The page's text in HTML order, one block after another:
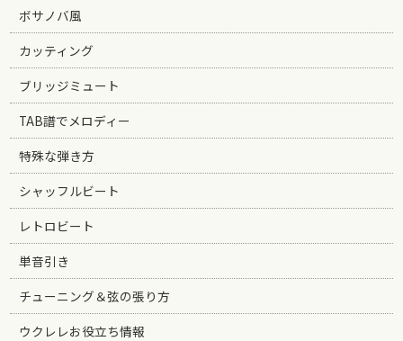
ボサノバ風
カッティング
ブリッジミュート
TAB譜でメロディー
特殊な弾き方
シャッフルビート
レトロビート
単音引き
チューニング＆弦の張り方
ウクレレお役立ち情報